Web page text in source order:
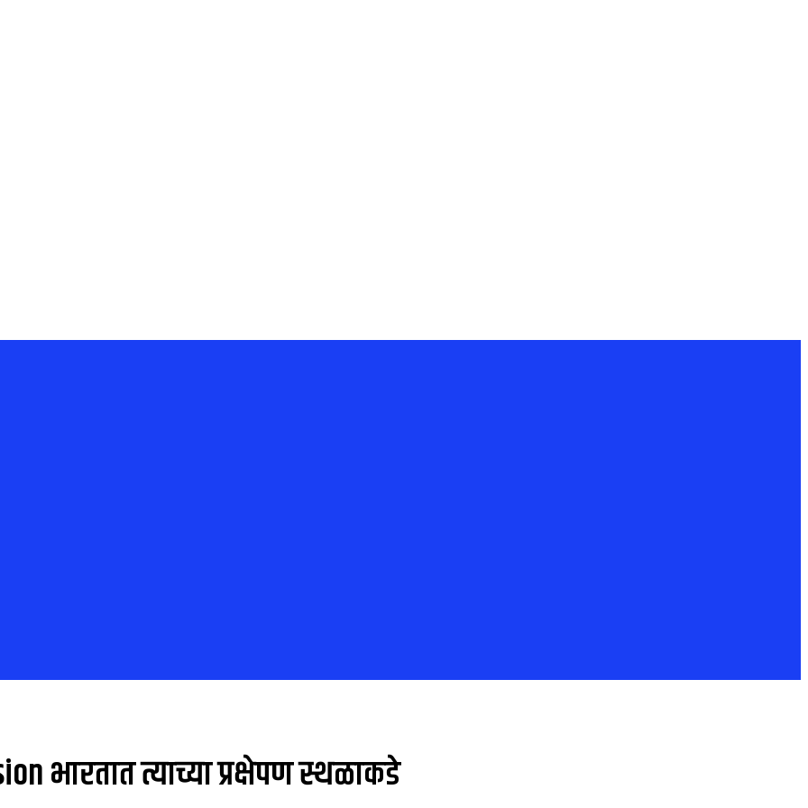
भारतात त्याच्या प्रक्षेपण स्थळाकडे